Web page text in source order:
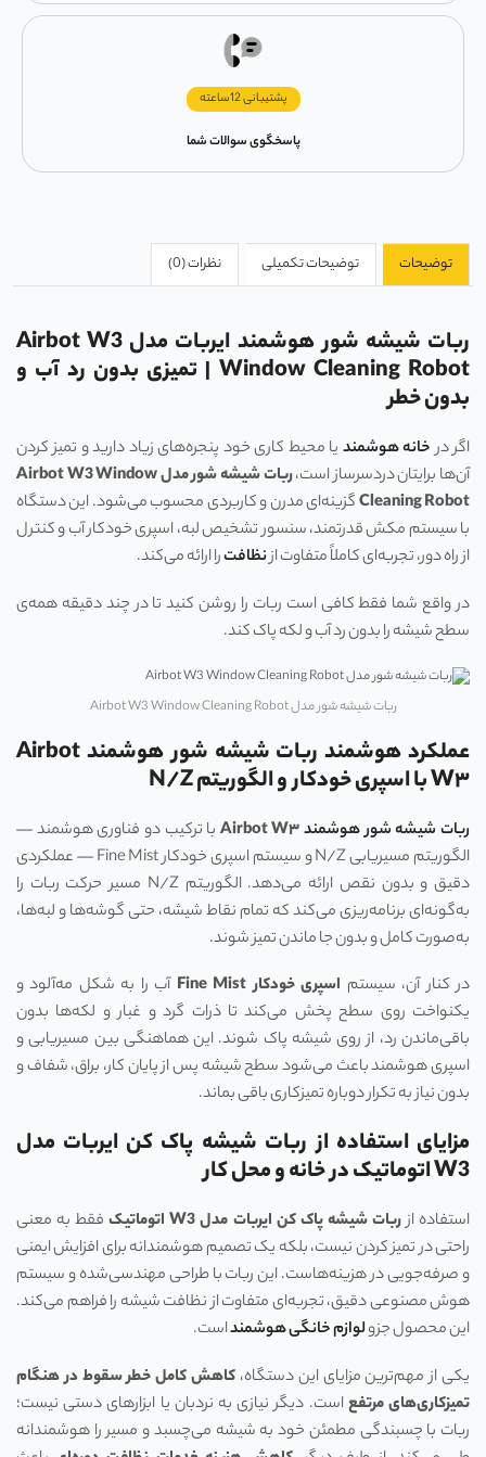
پشتیبانی 12ساعته
پاسخگوی سوالات شما
توضیحات توضیحات تکمیلی نظرات (0)
ربات شیشه‌ شور هوشمند ایربات مدل Airbot W3
Window Cleaning Robot | تمیزی بدون رد آب و
بدون خطر
اگر درخانه هوشمند یا محیط کاری خود پنجره‌های زیاد دارید و تمیز کردن
آن‌ها برایتان دردسرساز است،ربات شیشه‌ شور مدلAirbot W3 Window
Cleaning Robotگزینه‌ای مدرن و کاربردی محسوب می‌شود. این دستگاه
با سیستم مکش قدرتمند، سنسور تشخیص لبه، اسپری خودکار آب و کنترل
از راه دور، تجربه‌ای کاملاً متفاوت ازنظافترا ارائه می‌کند.
در واقع شما فقط کافی است ربات را روشن کنید تا در چند دقیقه همه‌ی
سطح شیشه را بدون رد آب و لکه پاک کند.
ربات شیشه‌ شور مدل Airbot W3 Window Cleaning Robot
عملکرد هوشمند ربات شیشه‌ شور هوشمند Airbot
W۳ با اسپری خودکار و الگوریتم N/Z
ربات شیشه‌ شور هوشمندAirbot W۳
با ترکیب دو فناوری هوشمند —
الگوریتم مسیر‌یابی N/Z و سیستم اسپری خودکار Fine Mist — عملکردی
دقیق و بدون نقص ارائه می‌دهد. الگوریتم N/Z مسیر حرکت ربات را
به‌گونه‌ای برنامه‌ریزی می‌کند که تمام نقاط شیشه، حتی گوشه‌ها و لبه‌ها،
به‌صورت کامل و بدون جا ماندن تمیز شوند.
در کنار آن، سیستم اسپری خودکارFine Mist
آب را به شکل مه‌آلود و
یکنواخت روی سطح پخش می‌کند تا ذرات گرد و غبار و لکه‌ها بدون
باقی‌ماندن رد، از روی شیشه پاک شوند. این هماهنگی بین مسیر‌یابی و
اسپری هوشمند باعث می‌شود سطح شیشه پس از پایان کار، براق، شفاف و
بدون نیاز به تکرار دوباره تمیزکاری باقی بماند.
مزایای استفاده از ربات شیشه پاک کن ایربات مدل
W3 اتوماتیک در خانه و محل کار
استفاده ازربات شیشه پاک کن ایربات مدلW3 اتوماتیکفقط به معنی
راحتی در تمیز کردن نیست، بلکه یک تصمیم هوشمندانه برای افزایش ایمنی
و صرفه‌جویی در هزینه‌هاست. این ربات با طراحی مهندسی‌شده و سیستم
هوش مصنوعی دقیق، تجربه‌ای متفاوت از نظافت شیشه را فراهم می‌کند.
این محصول جزولوازم خانگی هوشمنداست.
یکی از مهم‌ترین مزایای این دستگاه، کاهش کامل خطر سقوط در هنگام
تمیزکاری‌های مرتفعاست. دیگر نیازی به نردبان یا ابزارهای دستی نیست؛
ربات با چسبندگی مطمئن خود به شیشه می‌چسبد و مسیر را هوشمندانه